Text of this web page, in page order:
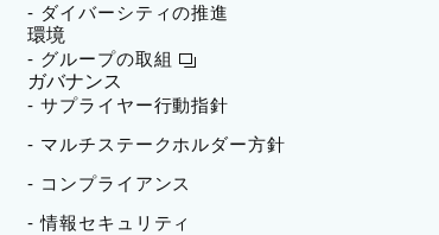
- ダイバーシティの推進
環境
- グループの取組
ガバナンス
- サプライヤー行動指針
- マルチステークホルダー方針
- コンプライアンス
- 情報セキュリティ